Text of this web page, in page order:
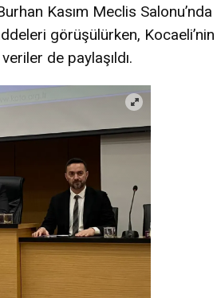
Kasım Meclis Salonu’nda
görüşülürken, Kocaeli’nin
de paylaşıldı.